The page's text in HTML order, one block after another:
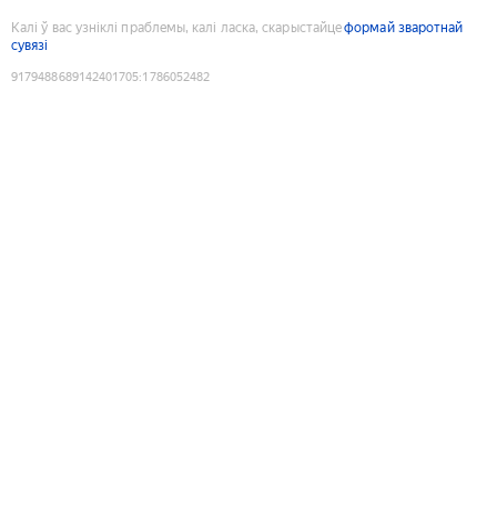
Калі ў вас узніклі праблемы, калі ласка, скарыстайцеформай зваротнай
сувязі
9179488689142401705:1786052482